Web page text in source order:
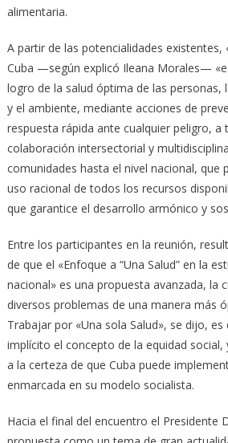
alimentaria.
A partir de las potencialidades existentes,
Cuba —según explicó Ileana Morales—
logro de la salud óptima de las personas,
y el ambiente, mediante acciones de
respuesta rápida ante cualquier peligro, a
colaboración intersectorial y
comunidades hasta el nivel nacional, que
uso racional de todos los recursos
que garantice el desarrollo armónico y
Entre los participantes en la reunión,
de que el «Enfoque a “Una Salud” en la
nacional» es una propuesta avanzada, la
diversos problemas de una manera más
Trabajar por «Una sola Salud», se dijo, es
implícito el concepto de la equidad
a la certeza de que Cuba puede
enmarcada en su modelo socialista.
Hacia el final del encuentro el Presidente